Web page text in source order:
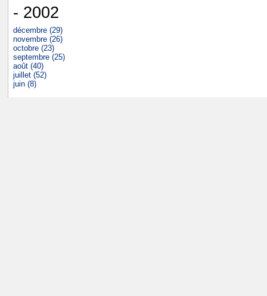
- 2002
décembre (29)
novembre (26)
octobre (23)
septembre (25)
août (40)
juillet (52)
juin (8)